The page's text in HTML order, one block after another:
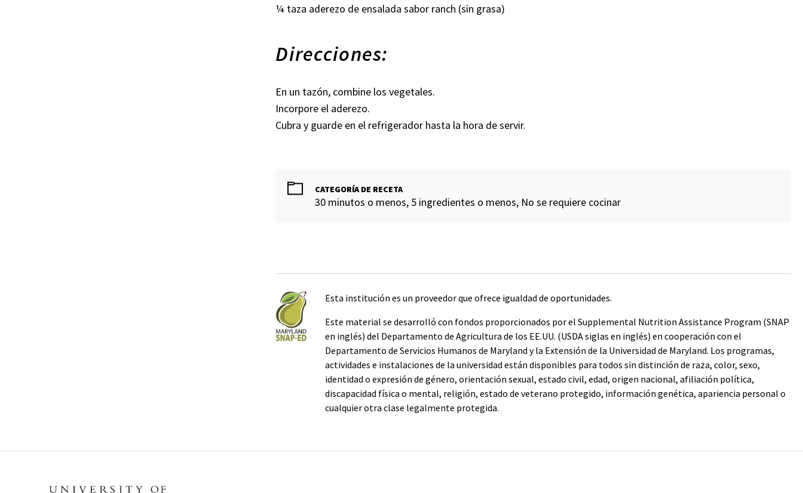
¼ taza aderezo de ensalada sabor ranch (sin grasa)
Direcciones:
En un tazón, combine los vegetales.
Incorpore el aderezo.
Cubra y guarde en el refrigerador hasta la hora de servir.
CATEGORÍA DE RECETA
30 minutos o menos, 5 ingredientes o menos, No se requiere cocinar
Esta institución es un proveedor que ofrece igualdad de oportunidades.
Este material se desarrolló con fondos proporcionados por el Supplemental Nutrition Assistance Program (SNAP
en inglés) del Departamento de Agricultura de los EE.UU. (USDA siglas en inglés) en cooperación con el
Departamento de Servicios Humanos de Maryland y la Extensión de la Universidad de Maryland. Los programas,
actividades e instalaciones de la universidad están disponibles para todos sin distinción de raza, color, sexo,
identidad o expresión de género, orientación sexual, estado civil, edad, origen nacional, afiliación política,
discapacidad física o mental, religión, estado de veterano protegido, información genética, apariencia personal o
cualquier otra clase legalmente protegida.